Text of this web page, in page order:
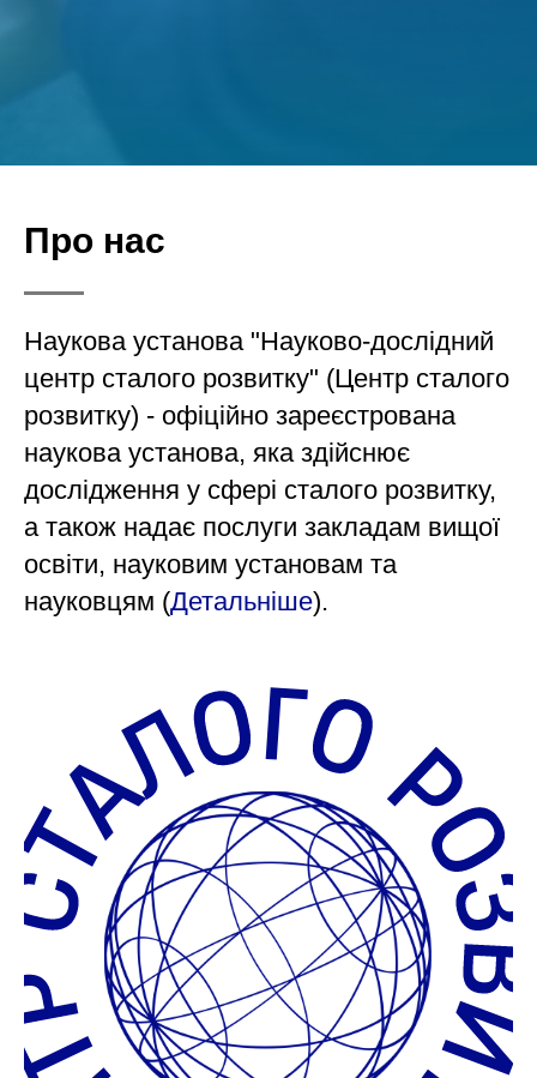
Про нас
Наукова установа "Науково-дослідний
центр сталого розвитку" (Центр сталого
розвитку) - офіційно зареєстрована
наукова установа, яка здійснює
дослідження у сфері сталого розвитку,
а також надає послуги закладам вищої
освіти, науковим установам та
науковцям (Детальніше).